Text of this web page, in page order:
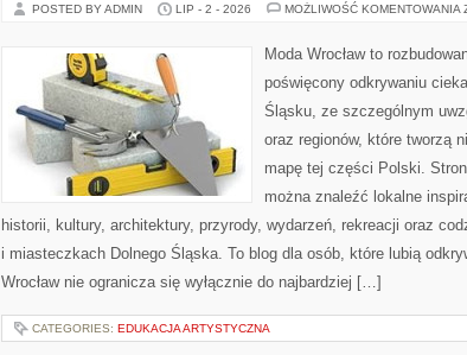
POSTED BY ADMIN LIP - 2 - 2026 MOŻLIWOŚĆ KOMENTOWANIA
Moda Wrocław to
poświęcony odkrywaniu
Śląsku, ze szczególnym
oraz regionów, które tworzą
mapę tej części Polski.
można znaleźć lokalne
historii, kultury, architektury, przyrody, wydarzeń, rekreacji oraz
i miasteczkach Dolnego Śląska. To blog dla osób, które lubią
Wrocław nie ogranicza się wyłącznie do najbardziej […]
CATEGORIES: EDUKACJA ARTYSTYCZNA